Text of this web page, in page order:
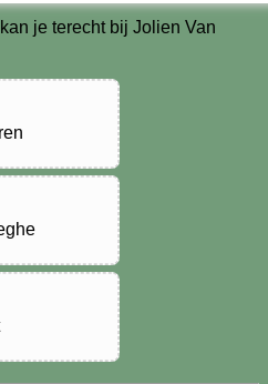
kan je terecht bij Jolien Van